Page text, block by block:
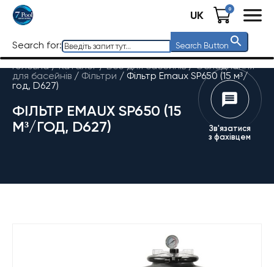
UK 0
Search for: Search Button
Головна / Каталог/Все для басейнів/Обладнання
для басейнів / Фільтри / Фільтр Emaux SP650 (15 м³/
год, D627)
ФІЛЬТР EMAUX SP650 (15
М³/ГОД, D627)
Зв'язатися
з фахівцем